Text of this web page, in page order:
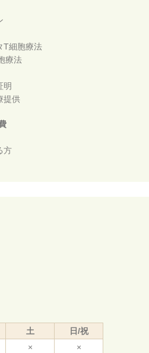
T細胞療法
療法
明
提供
方
土
日/祝
× ×